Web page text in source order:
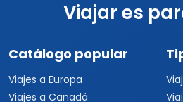
Viajar es
Catálogo popular
Viajes a Europa
Viajes a Canadá